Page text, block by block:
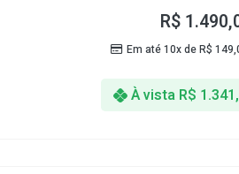
R$
Em até 10x deR$
À vista R$